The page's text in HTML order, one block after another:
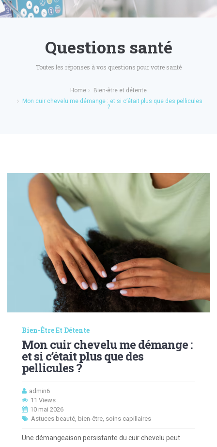
Questions santé
Toutes les réponses à vos questions pour votre santé
Home
Bien-être et détente
Mon cuir chevelu me démange : et si c’était plus que des pellicules
?
Bien-Être Et Détente
Mon cuir chevelu me démange :
et si c’était plus que des
pellicules ?
admin6
11 Views
10 mai 2026
Astuces beauté, bien-être, soins capillaires
Une démangeaison persistante du cuir chevelu peut